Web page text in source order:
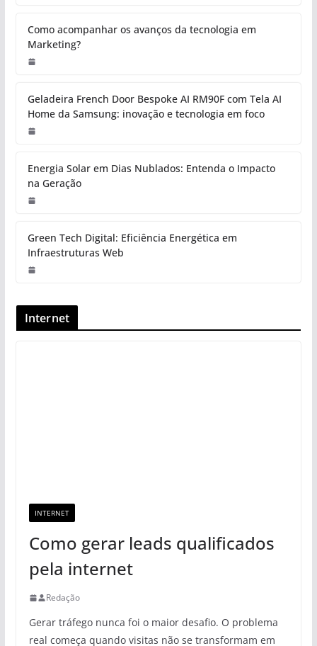
Como acompanhar os avanços da tecnologia em
Marketing?
Geladeira French Door Bespoke AI RM90F com Tela AI
Home da Samsung: inovação e tecnologia em foco
Energia Solar em Dias Nublados: Entenda o Impacto
na Geração
Green Tech Digital: Eficiência Energética em
Infraestruturas Web
Internet
INTERNET
Como gerar leads qualificados
pela internet
Redação
Gerar tráfego nunca foi o maior desafio. O problema
real começa quando visitas não se transformam em